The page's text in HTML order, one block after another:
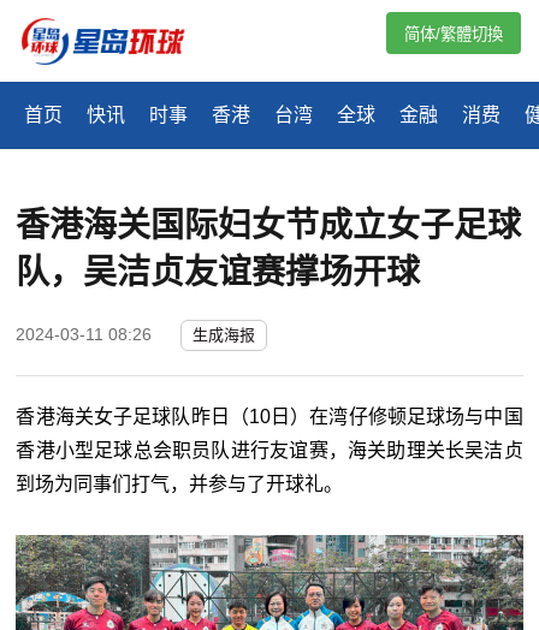
首页 快讯 时事 香港 台湾 全球 金融 消费
简体/繁體切換
香港海关国际妇女节成立女子足球
队，吴洁贞友谊赛撑场开球
2024-03-11 08:26 生成海报
香港海关女子足球队昨日（10日）在湾仔修顿足球场与中国
香港小型足球总会职员队进行友谊赛，海关助理关长吴洁贞
到场为同事们打气，并参与了开球礼。